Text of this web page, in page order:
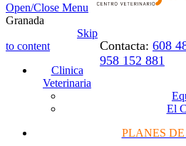
Open/Close Menu
Granada
Contacta: 608
958 152 881
Skip
to content
Clinica
Veterinaria
El
PLANES